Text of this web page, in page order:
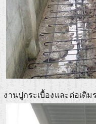
งานปูกระเบื้องและต่อเติ